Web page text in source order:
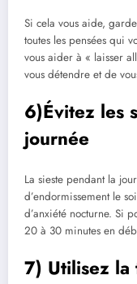
Si cela vous aide,
toutes les pensées qui
vous aider à « laisser
vous détendre et de
6)Évitez les
journée
La sieste pendant la
d’endormissement le
d’anxiété nocturne. Si
20 à 30 minutes en
7) Utilisez la